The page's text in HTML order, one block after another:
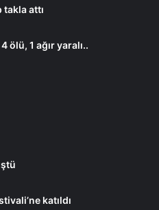
takla attı
ölü, 1 ağır yaralı..
katıldı